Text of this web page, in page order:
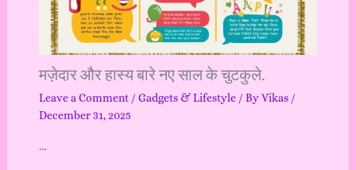
मज़ेदार और हास्य बारे नए साल के चुटकुले.
Leave a Comment / Gadgets & Lifestyle/ ByVikas /
December 31, 2025
…